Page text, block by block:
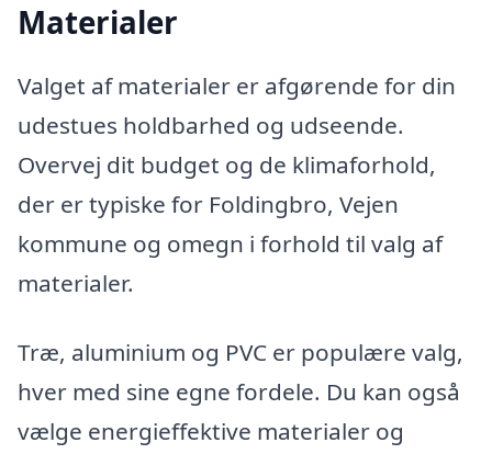
Materialer
Valget af materialer er afgørende for din
udestues holdbarhed og udseende.
Overvej dit budget og de klimaforhold,
der er typiske for Foldingbro, Vejen
kommune og omegn i forhold til valg af
materialer.
Træ, aluminium og PVC er populære valg,
hver med sine egne fordele. Du kan også
vælge energieffektive materialer og